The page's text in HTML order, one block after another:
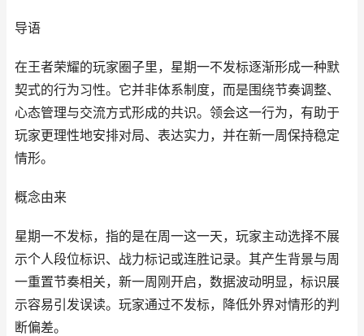
导语
在王者荣耀的玩家圈子里，星期一不发标逐渐形成一种默
契式的行为习性。它并非体系制度，而是围绕节奏调整、
心态管理与交流方式形成的共识。领会这一行为，有助于
玩家更理性地安排对局、表达实力，并在新一周保持稳定
情形。
概念由来
星期一不发标，指的是在周一这一天，玩家主动选择不展
示个人段位标识、战力标记或连胜记录。其产生背景与周
一重置节奏相关，新一周刚开启，数据波动明显，标识展
示容易引发误读。玩家通过不发标，降低外界对情形的判
断偏差。